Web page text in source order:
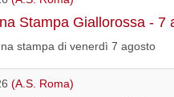
Stampa Giallorossa - 7
stampa di venerdì 7 agosto
(A.S. Roma)